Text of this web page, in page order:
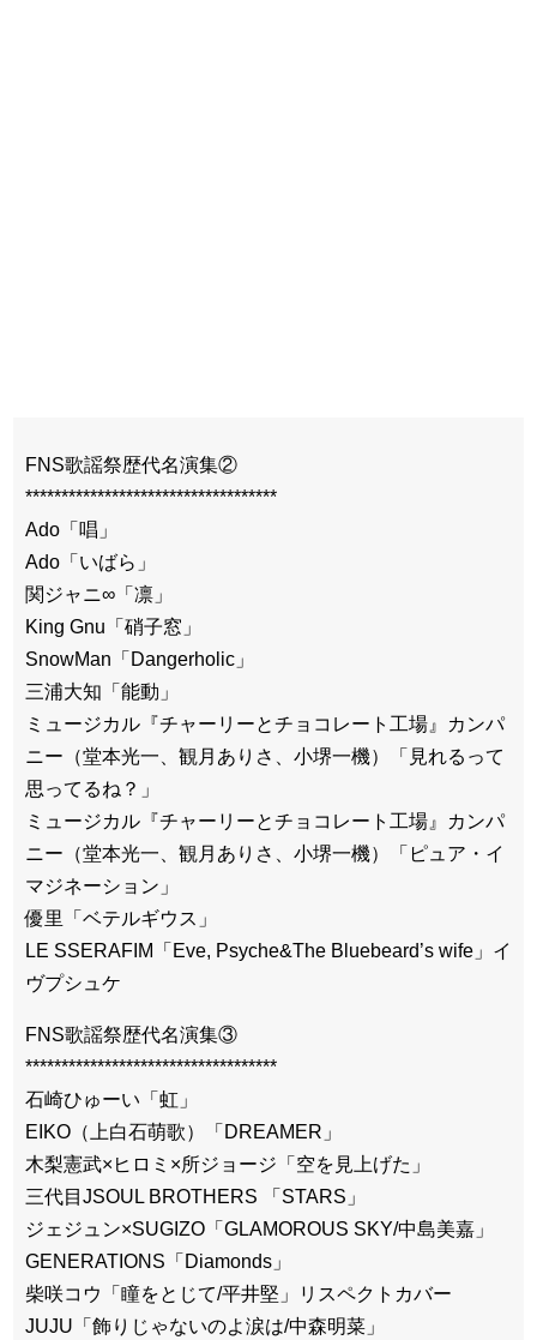
FNS歌謡祭歴代名演集②
***********************************
Ado「唱」
Ado「いばら」
関ジャニ∞「凛」
King Gnu「硝子窓」
SnowMan「Dangerholic」
三浦大知「能動」
ミュージカル『チャーリーとチョコレート工場』カンパ
ニー（堂本光一、観月ありさ、小堺一機）「見れるって
思ってるね？」
ミュージカル『チャーリーとチョコレート工場』カンパ
ニー（堂本光一、観月ありさ、小堺一機）「ピュア・イ
マジネーション」
優里「ベテルギウス」
LE SSERAFIM「Eve, Psyche&The Bluebeard’s wife」イ
ヴプシュケ
FNS歌謡祭歴代名演集③
***********************************
石崎ひゅーい「虹」
EIKO（上白石萌歌）「DREAMER」
木梨憲武×ヒロミ×所ジョージ「空を見上げた」
三代目JSOUL BROTHERS 「STARS」
ジェジュン×SUGIZO「GLAMOROUS SKY/中島美嘉」
GENERATIONS「Diamonds」
柴咲コウ「瞳をとじて/平井堅」リスペクトカバー
JUJU「飾りじゃないのよ涙は/中森明菜」